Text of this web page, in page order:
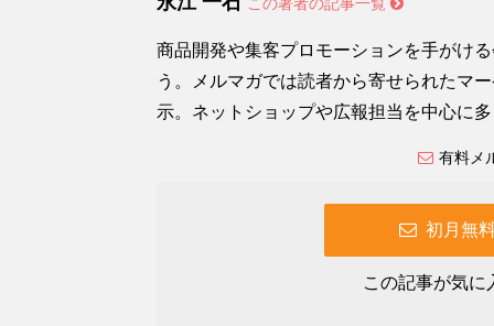
商品開発や集客プロモーションを手がけ
う。メルマガでは読者から寄せられたマ
示。ネットショップや広報担当を中心に
有料メ
初月無
この記事が気に